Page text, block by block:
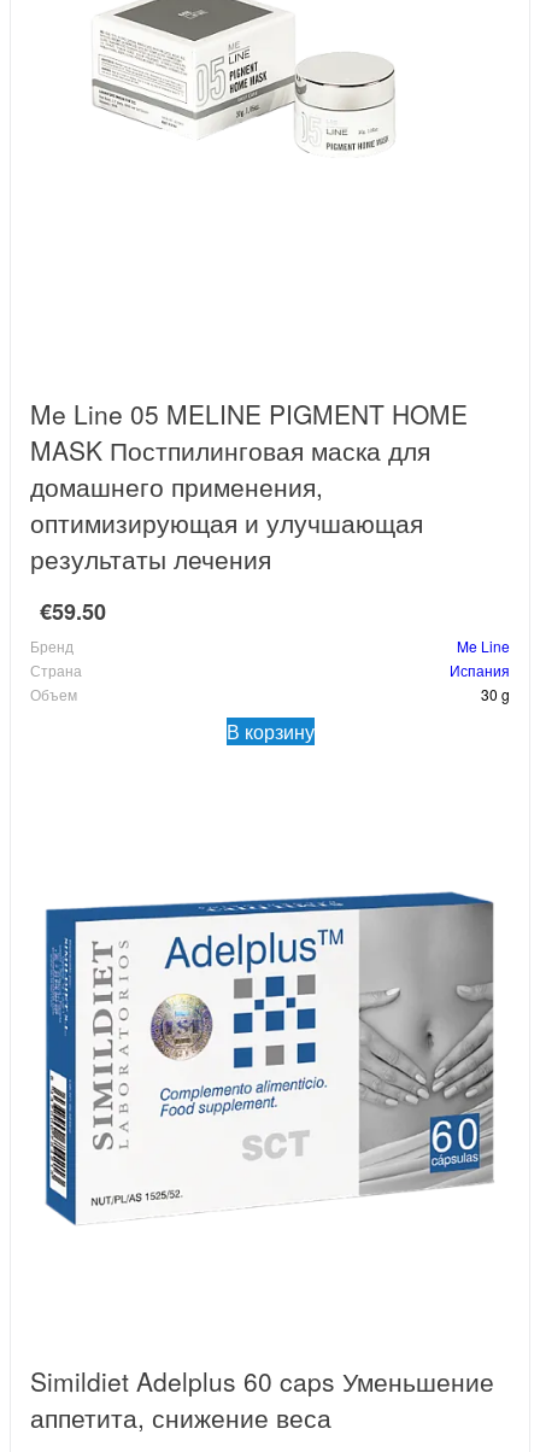
Me Line 05 MELINE PIGMENT HOME
MASK Постпилинговая маска для
домашнего применения,
оптимизирующая и улучшающая
результаты лечения
€59.50
Бренд
Me Line
Страна
Испания
Объем
30 g
В корзину
Simildiet Adelplus 60 caps Уменьшение
аппетита, снижение веса